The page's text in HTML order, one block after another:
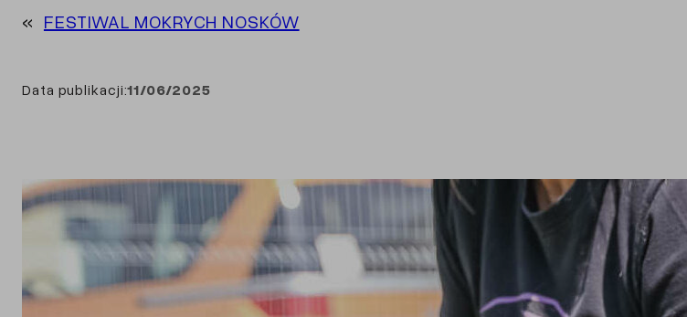
« FESTIWAL MOKRYCH NOSKÓW
Data publikacji:11/06/2025